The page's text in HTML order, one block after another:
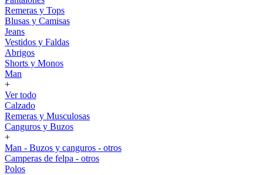
Remeras y Tops
Blusas y Camisas
Jeans
Vestidos y Faldas
Abrigos
Shorts y Monos
Man
+
Ver todo
Calzado
Remeras y Musculosas
Canguros y Buzos
+
Man - Buzos y canguros - otros
Camperas de felpa - otros
Polos